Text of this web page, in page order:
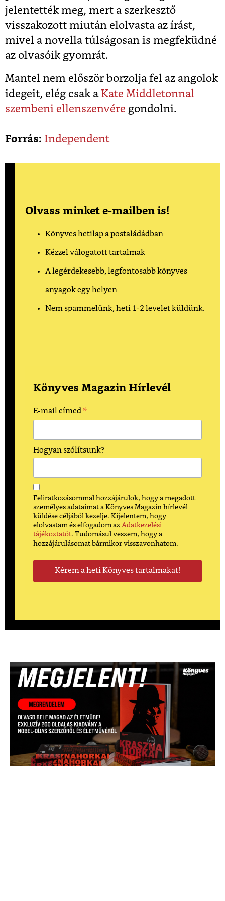
jelentették meg, mert a szerkesztő
visszakozott miután elolvasta az írást,
mivel a novella túlságosan is megfeküdné
az olvasóik gyomrát.
Mantel nem először borzolja fel az angolok
idegeit, elég csak a Kate Middletonnal
szembeni ellenszenvére gondolni.
Forrás: Independent
Olvass minket e-mailben is!
Könyves hetilap a postaládádban
Kézzel válogatott tartalmak
A legérdekesebb, legfontosabb könyves
anyagok egy helyen
Nem spammelünk, heti 1-2 levelet küldünk.
Könyves Magazin Hírlevél
E-mail címed *
Hogyan szólítsunk?
Feliratkozásommal hozzájárulok, hogy a megadott
személyes adataimat a Könyves Magazin hírlevél
küldése céljából kezelje. Kijelentem, hogy
elolvastam és elfogadom az Adatkezelési
tájékoztatót. Tudomásul veszem, hogy a
hozzájárulásomat bármikor visszavonhatom.